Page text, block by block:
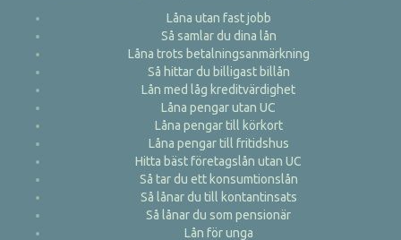
Låna utan fast jobb
Så samlar du dina lån
Låna trots betalningsanmärkning
Så hittar du billigast billån
Lån med låg kreditvärdighet
Låna pengar utan UC
Låna pengar till körkort
Låna pengar till fritidshus
Hitta bäst företagslån utan UC
Så tar du ett konsumtionslån
Så lånar du till kontantinsats
Så lånar du som pensionär
Lån för unga